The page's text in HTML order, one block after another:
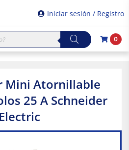
Iniciar sesión / Registro
0
Mini Atornillable
25 A Schneider
Electric